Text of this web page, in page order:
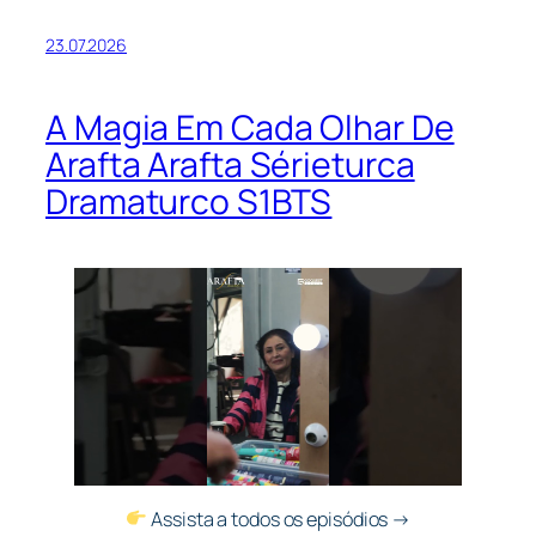
23.07.2026
A Magia Em Cada Olhar De
Arafta Arafta Sérieturca
Dramaturco S1BTS
Assista a todos os episódios →